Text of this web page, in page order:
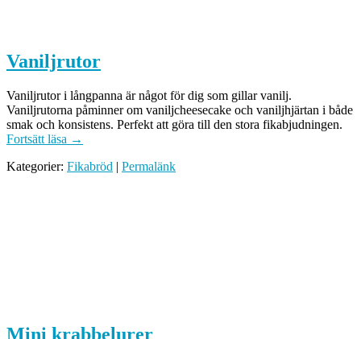
Vaniljrutor
Vaniljrutor i långpanna är något för dig som gillar vanilj.
Vaniljrutorna påminner om vaniljcheesecake och vaniljhjärtan i både
smak och konsistens. Perfekt att göra till den stora fikabjudningen.
Fortsätt läsa →
Kategorier: Fikabröd | Permalänk
Mini krabbelurer